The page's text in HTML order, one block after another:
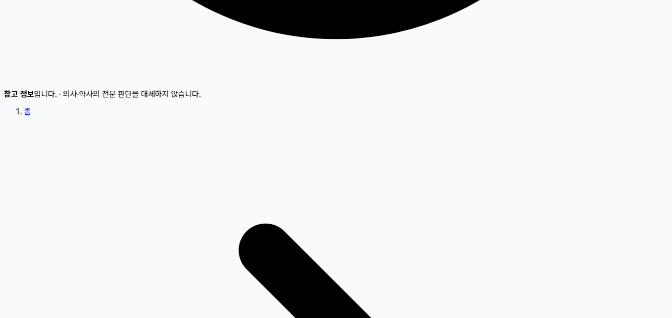
참고 정보입니다. · 의사·약사의 전문 판단을 대체하지 않습니다.
홈